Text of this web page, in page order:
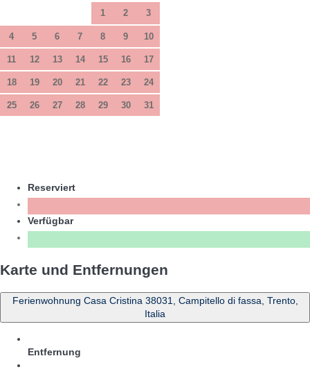
1 2 3
4 5 6 7 8 9 10
11 12 13 14 15 16 17
18 19 20 21 22 23 24
25 26 27 28 29 30 31
Reserviert
Verfügbar
Karte und Entfernungen
Ferienwohnung Casa Cristina 38031, Campitello di fassa, Trento,
Italia
Entfernung